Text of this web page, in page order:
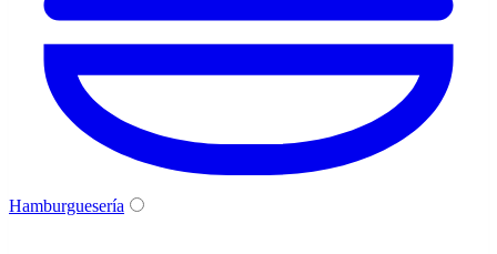
Hamburguesería